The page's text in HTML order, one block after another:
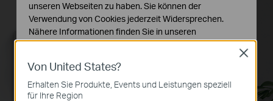
Pair
Von United States?
Erhalten Sie Produkte, Events und Leistungen speziell
für Ihre Region
Close
unseren Webseiten zu haben. Sie können der
Verwendung von Cookies jederzeit Widersprechen.
Nähere Informationen finden Sie in unseren
Datenschutzhinweisen.
Notwendige Cookies
erforderlich und können in Ihren Systemen nicht